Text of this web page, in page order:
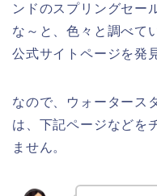
ンドのスプリングセー
な～と、色々と調べて
公式サイトページを発
なので、ウォータース
は、下記ページなどを
ません。